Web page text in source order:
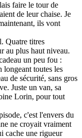
faire le tour de
de leur chaise. Je
ils vont
Quatre titres
au plus haut niveau.
un peu fou :
toutes les
de sécurité, sans gros
Juste un van, sa
Lorin, pour tout
c'est l'envers du
ne croyait vraiment
cache une rigueur